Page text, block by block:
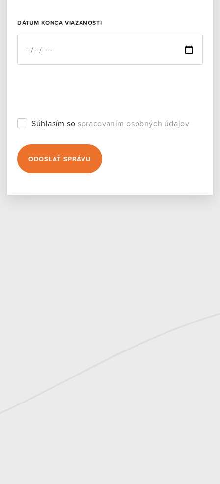
DÁTUM KONCA VIAZANOSTI
Súhlasím so spracovaním osobných údajov